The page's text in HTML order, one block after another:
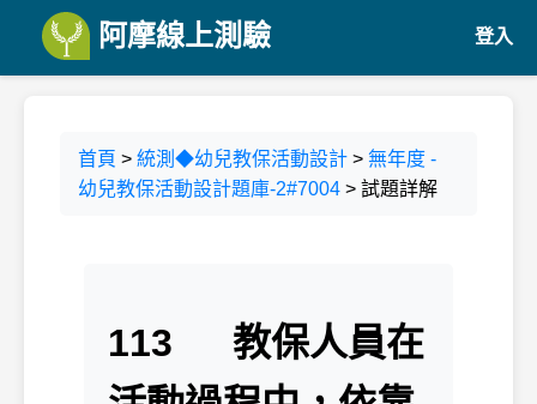
阿摩線上測驗 登入
首頁 > 統測◆幼兒教保活動設計 > 無年度 -
幼兒教保活動設計題庫-2#7004 > 試題詳解
113 教保人員在